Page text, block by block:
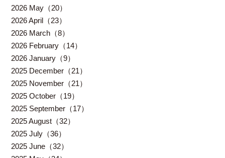
2026 May（20）
2026 April（23）
2026 March（8）
2026 February（14）
2026 January（9）
2025 December（21）
2025 November（21）
2025 October（19）
2025 September（17）
2025 August（32）
2025 July（36）
2025 June（32）